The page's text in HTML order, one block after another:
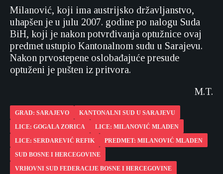
Milanović, koji ima austrijsko državljanstvo,
uhapšen je u julu 2007. godine po nalogu Suda
BiH, koji je nakon potvrđivanja optužnice ovaj
predmet ustupio Kantonalnom sudu u Sarajevu.
Nakon prvostepene oslobađajuće presude
optuženi je pušten iz pritvora.
M.T.
GRAD: SARAJEVO
KANTONALNI SUD U SARAJEVU
LICE: GOGALA ZORICA
LICE: MILANOVIĆ MLADEN
LICE: SERDAREVIĆ REFIK
PREDMET: MILANOVIĆ MLADEN
SUD BOSNE I HERCEGOVINE
VRHOVNI SUD FEDERACIJE BOSNE I HERCEGOVINE